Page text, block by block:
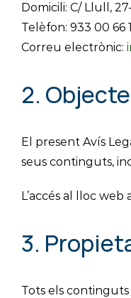
Domicili: C/ Llull,
Telèfon: 933 00 66
Correu electrònic:
2.
El present Avís
seus continguts,
L’accés al lloc
3.
Tots els